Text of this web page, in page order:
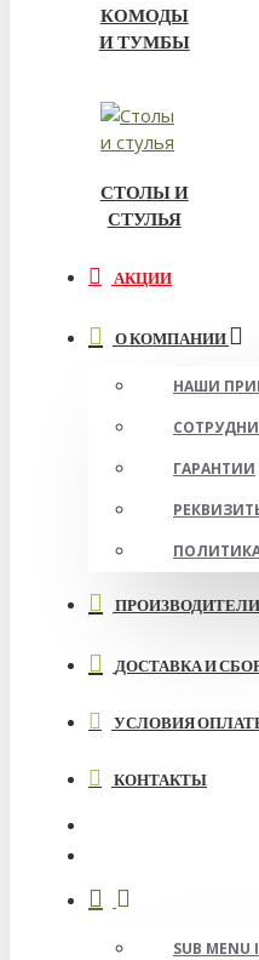
КОМОДЫ
И ТУМБЫ
СТОЛЫ И
СТУЛЬЯ
АКЦИИ
О КОМПАНИИ
НАШИ
ГАРАНТИИ
ПРОИЗВОДИТЕЛИ
ДОСТАВКА И
УСЛОВИЯ
КОНТАКТЫ
SUB MENU